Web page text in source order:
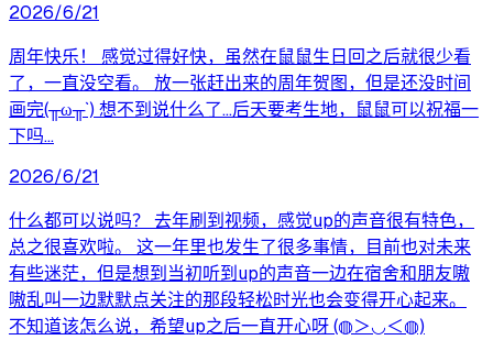
2026/6/21
周年快乐！ 感觉过得好快，虽然在鼠鼠生日回之后就很少看
了，一直没空看。 放一张赶出来的周年贺图，但是还没时间
画完(╥ω╥`) 想不到说什么了…后天要考生地，鼠鼠可以祝福一
下吗…
2026/6/21
什么都可以说吗？ 去年刷到视频，感觉up的声音很有特色，
总之很喜欢啦。 这一年里也发生了很多事情，目前也对未来
有些迷茫，但是想到当初听到up的声音一边在宿舍和朋友嗷
嗷乱叫一边默默点关注的那段轻松时光也会变得开心起来。
不知道该怎么说，希望up之后一直开心呀 (◍＞◡＜◍)